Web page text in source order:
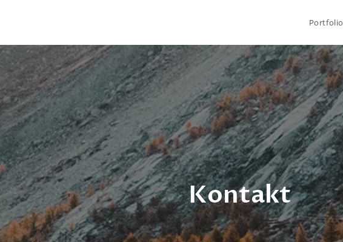
Portfolio
Kontakt